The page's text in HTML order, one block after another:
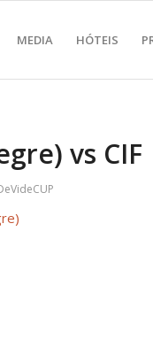
MEDIA HÓTEIS
vs CIF